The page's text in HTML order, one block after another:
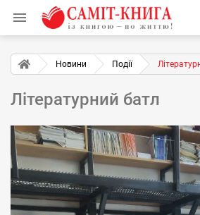

Новини Події
Літературний батл